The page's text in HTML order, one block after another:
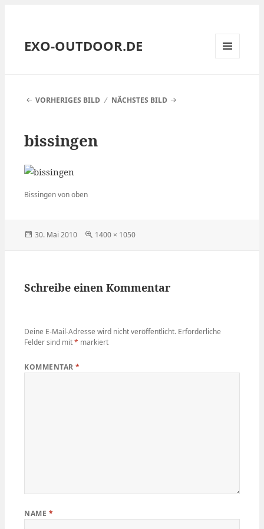
EXO-OUTDOOR.DE
VORHERIGES BILD
NÄCHSTES BILD
bissingen
Bissingen von oben
Veröffentlicht
30. Mai 2010
Volle
1400 × 1050
Schreibe einen Kommentar
Deine E-Mail-Adresse wird nicht veröffentlicht. Erforderliche
Felder sind mit* markiert
KOMMENTAR*
NAME *